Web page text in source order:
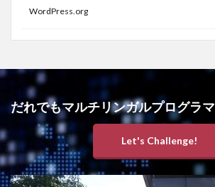
WordPress.org
だれでもマルチリンガルプログラマ
Let's Challenge!